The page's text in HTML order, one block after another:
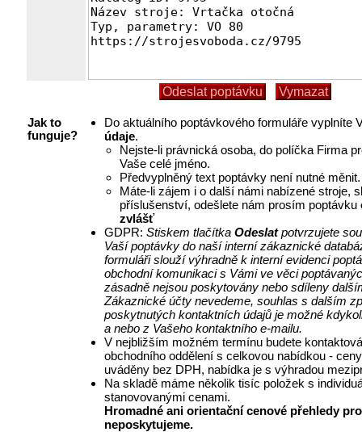
Jak to
funguje?
Do aktuálního poptávkového formuláře vyplníte
údaje.
Nejste-li právnická osoba, do políčka Firma
Vaše celé jméno.
Předvyplněný text poptávky není nutné měnit.
Máte-li zájem i o další námi nabízené stroje,
příslušenství, odešlete nám prosím poptávku
zvlášť
GDPR: Stiskem tlačítka Odeslatpotvrzujete
Vaší poptávky do naší interní zákaznické
formuláři slouží výhradně k interní evidenci
obchodní komunikaci s Vámi ve věci
zásadně nejsou poskytovány nebo sdíleny
Zákaznické účty nevedeme, souhlas s dalším
poskytnutých kontaktních údajů je možné
a nebo z Vašeho kontaktního e-mailu.
V nejbližším možném termínu budete
obchodního oddělení s celkovou nabídkou -
uváděny bez DPH, nabídka je s výhradou
Na skladě máme několik tisíc položek s
stanovovanými cenami.
Hromadné ani orientační cenové přehledy
neposkytujeme.